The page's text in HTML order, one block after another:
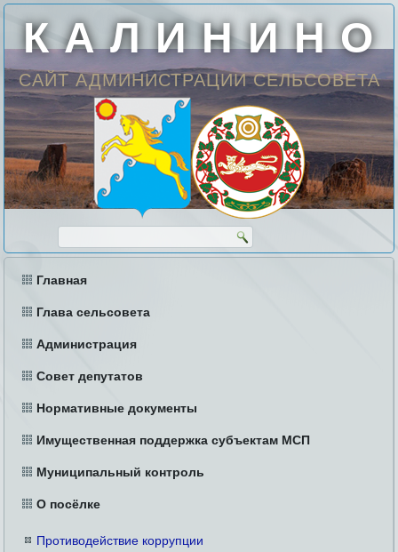
К А Л И Н И Н О
САЙТ АДМИНИСТРАЦИИ СЕЛЬСОВЕТА
Главная
Глава сельсовета
Администрация
Совет депутатов
Нормативные документы
Имущественная поддержка субъектам МСП
Муниципальный контроль
О посёлке
Противодействие коррупции